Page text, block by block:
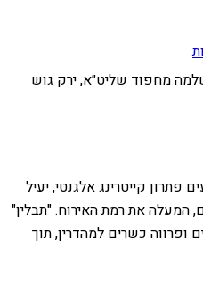
מחפוד שליט״א, ירק גוש
פתרון קייטרינג אלגנטי, יעיל
המעלה את רמת האירוח. "תבלין"
ופרווה כשרים למהדרין, תוך